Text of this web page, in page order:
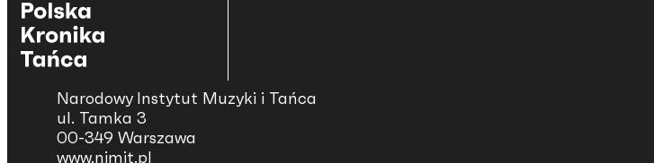
Narodowy Instytut Muzyki i Tańca
ul. Tamka 3
00-349 Warszawa
www.nimit.pl